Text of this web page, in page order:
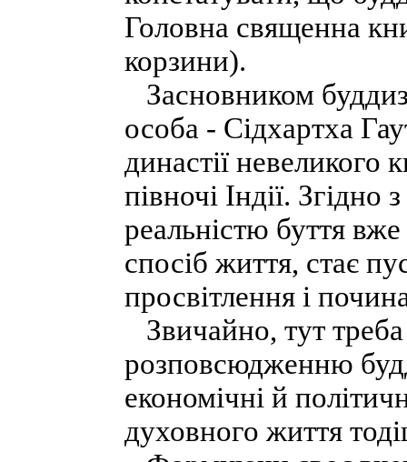
Головна священна
корзини).
Засновником
особа - Сідхартха
династії невеликого
півночі Індії.
реальністю буття
спосіб життя, стає
просвітлення і
Звичайно, тут
розповсюдженню
економічні й
духовного життя